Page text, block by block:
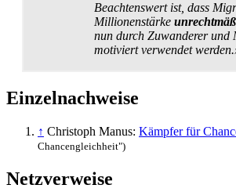
Beachtenswert ist, dass
Millionenstärke
nun durch Zuwanderer
motiviert verwendet
Einzelnachweise
↑ Christoph Manus: Kämpfer für
Chancengleichheit")
Netzverweise